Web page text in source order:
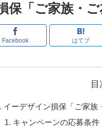
保「ご家族・
Facebook はてブ
目
イーデザイン損保「ご家族
キャンペーンの応募条件